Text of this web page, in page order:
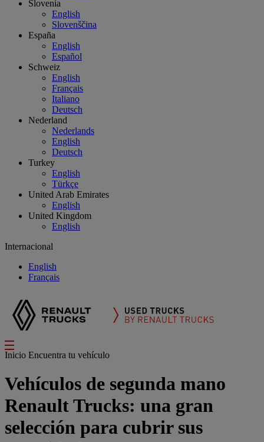
Slovenia
English
Slovenščina
España
English
Español
Schweiz
English
Français
Italiano
Deutsch
Nederland
Nederlands
English
Deutsch
Turkey
English
Türkçe
United Arab Emirates
English
United Kingdom
English
Internacional
English
Français
Inicio Encuentra tu vehículo
Vehículos de segunda mano
Renault Trucks: una gran
selección para cubrir sus